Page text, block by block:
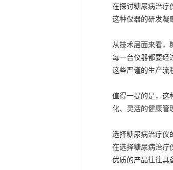
在探讨糖尿病治疗
这种仪器的研发凝
从技术层面来看，
每一台仪器都要经
这些严谨的生产流
值得一提的是，这
化、灵活的健康管
选择糖尿病治疗仪
在选择糖尿病治疗
优质的产品往往具